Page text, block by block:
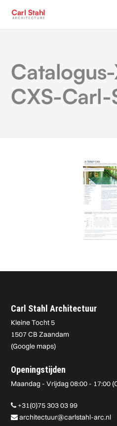
CXS-Carl-
Carl Stahl Architectuur
Kleine Tocht 5
1507 CB Zaandam
(Google maps)
Openingstijden
Maandag - Vrijdag 08:00 - 17:00
+31(0)75 303 03 99
architectuur@carlstahl-arc.nl